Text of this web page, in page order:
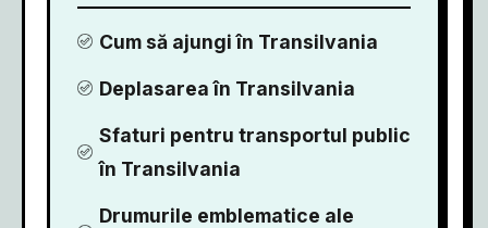
Cum să ajungi în Transilvania
Deplasarea în Transilvania
Sfaturi pentru transportul public
în Transilvania
Drumurile emblematice ale